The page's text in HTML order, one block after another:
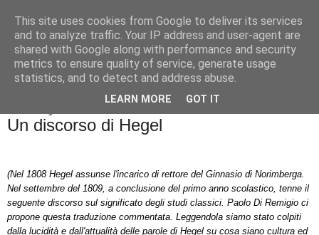
Badiale & Tringali
Un discorso di Hegel
(Nel 1808 Hegel assunse l'incarico di rettore del Ginnasio di Norimberga.
Nel settembre del 1809, a conclusione del primo anno scolastico, tenne il
seguente discorso sul significato degli studi classici. Paolo Di Remigio ci
propone questa traduzione commentata. Leggendola siamo stato colpiti
dalla lucidità e dall'attualità delle parole di Hegel su cosa siano cultura ed
This site uses cookies from Google to deliver its services
and to analyze traffic. Your IP address and user-agent are
shared with Google along with performance and security
metrics to ensure quality of service, generate usage
statistics, and to detect and address abuse.
LEARN MORE GOT IT